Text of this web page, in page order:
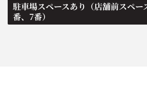
駐車場スペースあり（店舗前スペー
番、7番）